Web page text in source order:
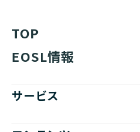
TOP
EOSL情報
サービス